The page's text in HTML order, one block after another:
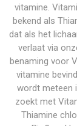
vitamine.
bekend als
dat als het
verlaat via
benaming voor
vitamine
wordt meteen
zoekt met
Thiamine